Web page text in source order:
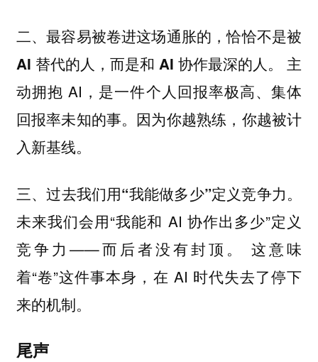
二、最容易被卷进这场通胀的，恰恰不是被
AI 替代的人，而是和 AI 协作最深的人。
主
动拥抱 AI，是一件个人回报率极高、集体
回报率未知的事。因为你越熟练，你越被计
入新基线。
三、过去我们用“我能做多少”定义竞争力。
未来我们会用“我能和 AI 协作出多少”定义
竞争力——而后者没有封顶。 这意味
着“卷”这件事本身，在 AI 时代失去了停下
来的机制。
尾声